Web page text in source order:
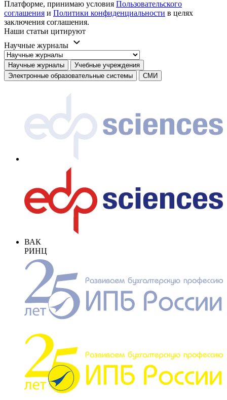
Платформе, принимаю условия Пользовательского
соглашения и Политики конфиденциальности в целях
заключения соглашения.
Наши статьи цитируют
Научные журналы
Научные журналы
Учебные учреждения
Электронные образовательные системы
СМИ
ВАК
РИНЦ